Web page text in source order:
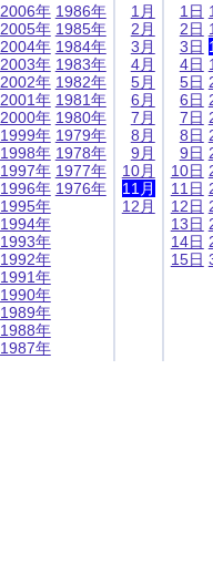
2006年
2005年
2004年
2003年
2002年
2001年
2000年
1999年
1998年
1997年
1996年
1995年
1994年
1993年
1992年
1991年
1990年
1989年
1988年
1987年
1986年
1985年
1984年
1983年
1982年
1981年
1980年
1979年
1978年
1977年
1976年
1月
2月
3月
4月
5月
6月
7月
8月
9月
10月
11月
12月
1日
2日
3日
4日
5日
6日
7日
8日
9日
10日
11日
12日
13日
14日
15日